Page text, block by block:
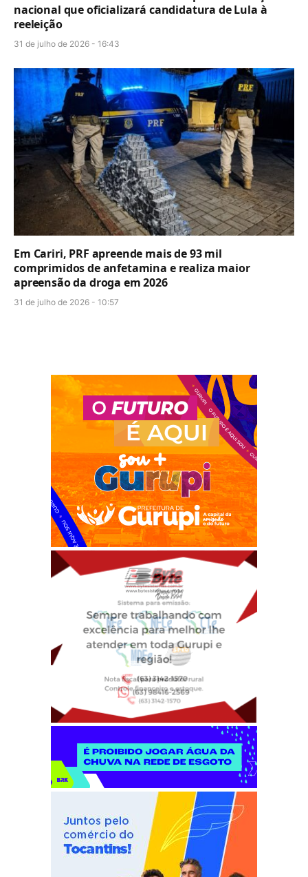
nacional que oficializará candidatura de Lula à
reeleição
31 de julho de 2026 - 16:43
Em Cariri, PRF apreende mais de 93 mil
comprimidos de anfetamina e realiza maior
apreensão da droga em 2026
31 de julho de 2026 - 10:57